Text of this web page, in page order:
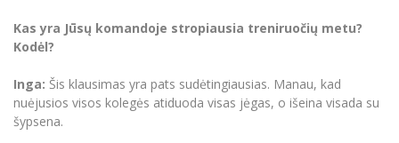
Kas yra Jūsų komandoje stropiausia treniruočių metu?
Kodėl?
Inga: Šis klausimas yra pats sudėtingiausias. Manau, kad
nuėjusios visos kolegės atiduoda visas jėgas, o išeina visada su
šypsena.